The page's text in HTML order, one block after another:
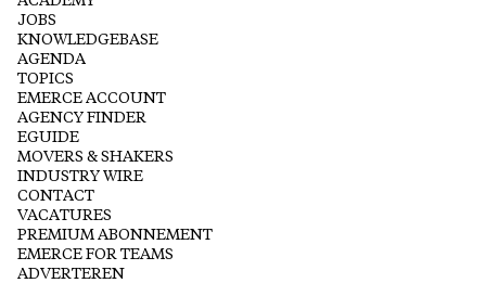
JOBS
KNOWLEDGEBASE
AGENDA
TOPICS
EMERCE ACCOUNT
AGENCY FINDER
EGUIDE
MOVERS & SHAKERS
INDUSTRY WIRE
CONTACT
VACATURES
PREMIUM ABONNEMENT
EMERCE FOR TEAMS
ADVERTEREN